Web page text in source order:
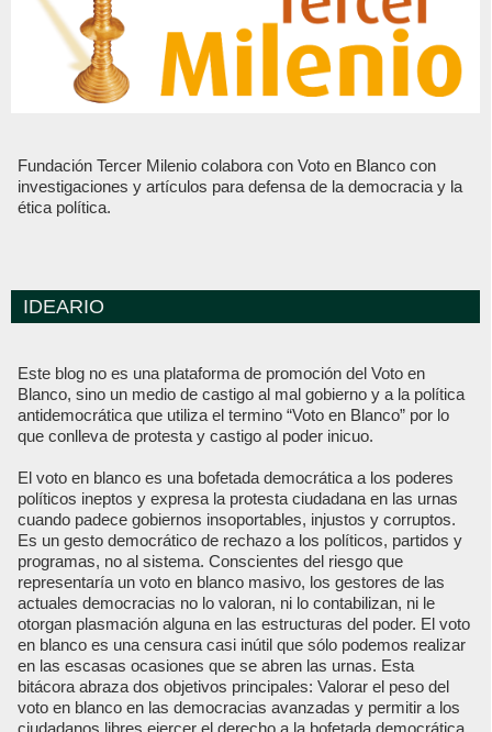
Fundación Tercer Milenio colabora con Voto en Blanco con
investigaciones y artículos para defensa de la democracia y la
ética política.
IDEARIO
Este blog no es una plataforma de promoción del Voto en
Blanco, sino un medio de castigo al mal gobierno y a la política
antidemocrática que utiliza el termino “Voto en Blanco” por lo
que conlleva de protesta y castigo al poder inicuo.
El voto en blanco es una bofetada democrática a los poderes
políticos ineptos y expresa la protesta ciudadana en las urnas
cuando padece gobiernos insoportables, injustos y corruptos.
Es un gesto democrático de rechazo a los políticos, partidos y
programas, no al sistema. Conscientes del riesgo que
representaría un voto en blanco masivo, los gestores de las
actuales democracias no lo valoran, ni lo contabilizan, ni le
otorgan plasmación alguna en las estructuras del poder. El voto
en blanco es una censura casi inútil que sólo podemos realizar
en las escasas ocasiones que se abren las urnas. Esta
bitácora abraza dos objetivos principales: Valorar el peso del
voto en blanco en las democracias avanzadas y permitir a los